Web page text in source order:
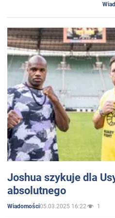
Joshua szykuje dla
absolutnego
Wiadomości05.03.2025 16:22 1